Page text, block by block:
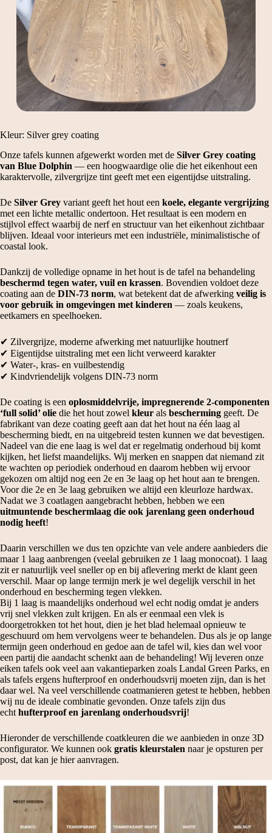
Kleur: Silver grey coating
Onze tafels kunnen afgewerkt worden met de Silver Grey coating
van Blue Dolphin — een hoogwaardige olie die het eikenhout een
karaktervolle, zilvergrijze tint geeft met een eigentijdse uitstraling.
De Silver Grey variant geeft het hout een koele, elegante vergrijzing
met een lichte metallic ondertoon. Het resultaat is een modern en
stijlvol effect waarbij de nerf en structuur van het eikenhout zichtbaar
blijven. Ideaal voor interieurs met een industriële, minimalistische of
coastal look.
Dankzij de volledige opname in het hout is de tafel na behandeling
beschermd tegen water, vuil en krassen. Bovendien voldoet deze
coating aan de DIN‑73 norm, wat betekent dat de afwerking veilig is
voor gebruik in omgevingen met kinderen — zoals keukens,
eetkamers en speelhoeken.
✔ Zilvergrijze, moderne afwerking met natuurlijke houtnerf
✔ Eigentijdse uitstraling met een licht verweerd karakter
✔ Water-, kras- en vuilbestendig
✔ Kindvriendelijk volgens DIN‑73 norm
De coating is een oplosmiddelvrije, impregnerende 2‑componenten
‘full solid’ olie die het hout zowel kleur als bescherming geeft. De
fabrikant van deze coating geeft aan dat het hout na één laag al
bescherming biedt, en na uitgebreid testen kunnen we dat bevestigen.
Nadeel van die ene laag is wel dat er regelmatig onderhoud bij komt
kijken, het liefst maandelijks. Wij merken en snappen dat niemand zit
te wachten op periodiek onderhoud en daarom hebben wij ervoor
gekozen om altijd nog een 2e en 3e laag op het hout aan te brengen.
Voor die 2e en 3e laag gebruiken we altijd een kleurloze hardwax.
Nadat we 3 coatlagen aangebracht hebben, hebben we een
uitmuntende beschermlaag die ook jarenlang geen onderhoud
nodig heeft!
Daarin verschillen we dus ten opzichte van vele andere aanbieders die
maar 1 laag aanbrengen (veelal gebruiken ze 1 laag monocoat). 1 laag
zit er natuurlijk veel sneller op en bij aflevering merkt de klant geen
verschil. Maar op lange termijn merk je wel degelijk verschil in het
onderhoud en bescherming tegen vlekken.
Bij 1 laag is maandelijks onderhoud wel echt nodig omdat je anders
vrij snel vlekken zult krijgen. En als er eenmaal een vlek is
doorgetrokken tot het hout, dien je het blad helemaal opnieuw te
geschuurd om hem vervolgens weer te behandelen. Dus als je op lange
termijn geen onderhoud en gedoe aan de tafel wil, kies dan wel voor
een partij die aandacht schenkt aan de behandeling! Wij leveren onze
eiken tafels ook veel aan vakantieparken zoals Landal Green Parks, en
als tafels ergens hufterproof en onderhoudsvrij moeten zijn, dan is het
daar wel. Na veel verschillende coatmanieren getest te hebben, hebben
wij nu de ideale combinatie gevonden. Onze tafels zijn dus
echt hufterproof en jarenlang onderhoudsvrij!
Hieronder de verschillende coatkleuren die we aanbieden in onze 3D
configurator. We kunnen ook gratis kleurstalen naar je opsturen per
post, dat kan je hier aanvragen.